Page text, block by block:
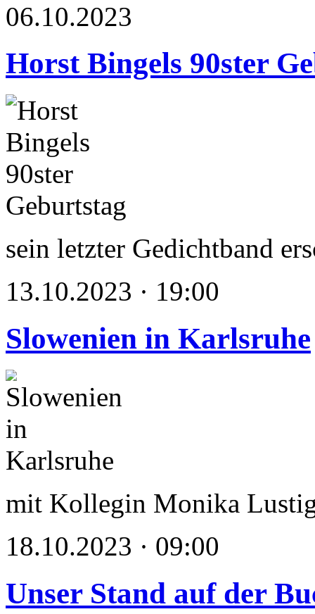
06.10.2023
Horst Bingels 90ster
sein letzter Gedichtband
13.10.2023 · 19:00
Slowenien in Karlsruhe
mit Kollegin Monika
18.10.2023 · 09:00
Unser Stand auf der